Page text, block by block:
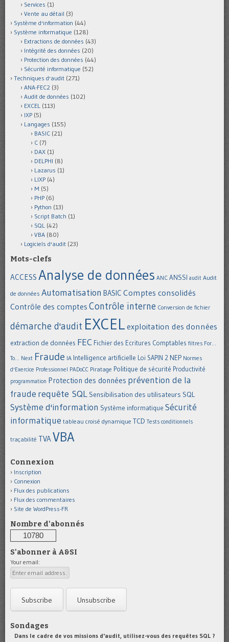
Services (1)
Vente au détail (3)
Système d'information (44)
Système informatique (128)
Extractions de données (43)
Intégrité des données (20)
Protection des données (44)
Sécurité informatique (52)
Techniques d'audit (271)
ANA-FEC2 (3)
Audit de données (102)
EXCEL (113)
IXP (5)
Langages (155)
BASIC (21)
C (7)
DAX (1)
DELPHI (8)
Lazarus (1)
LIXP (4)
M (5)
PHP (6)
Python (13)
Script Batch (1)
SQL (42)
VBA (80)
Logiciels d'audit (23)
Mots-clefs
ACCESS Analyse de données ANC ANSSI audit Audit
de données Automatisation BASIC Comptes consolidés
Contrôle des comptes Contrôle interne Conversion de fichier
démarche d'audit EXCEL exploitation des données
extraction de données FEC Fichier des Ecritures Comptables filtres For...
To... Next Fraude IA Intelligence artificielle Loi SAPIN 2 NEP Normes
d'Exercice Professionnel PADoCC Piratage Politique de sécurité Productivité
programmation Protection des données prévention de la
fraude requête SQL Sensibilisation des utilisateurs SQL
Système d'information Système informatique Sécurité
informatique tableau croisé dynamique TCD Tests conditionnels
traçabilité TVAVBA
Connexion
Inscription
Connexion
Flux des publications
Flux des commentaires
Site de WordPress-FR
Nombre d'abonnés
10780
S'abonner à A&SI
Your email:
Sondages
Dans le cadre de vos missions d'audit, utilisez-vous des requêtes SQL ?